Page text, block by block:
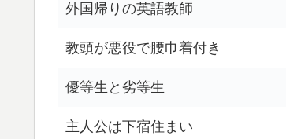
外国帰りの英語教師
教頭が悪役で腰巾着付き
優等生と劣等生
主人公は下宿住まい